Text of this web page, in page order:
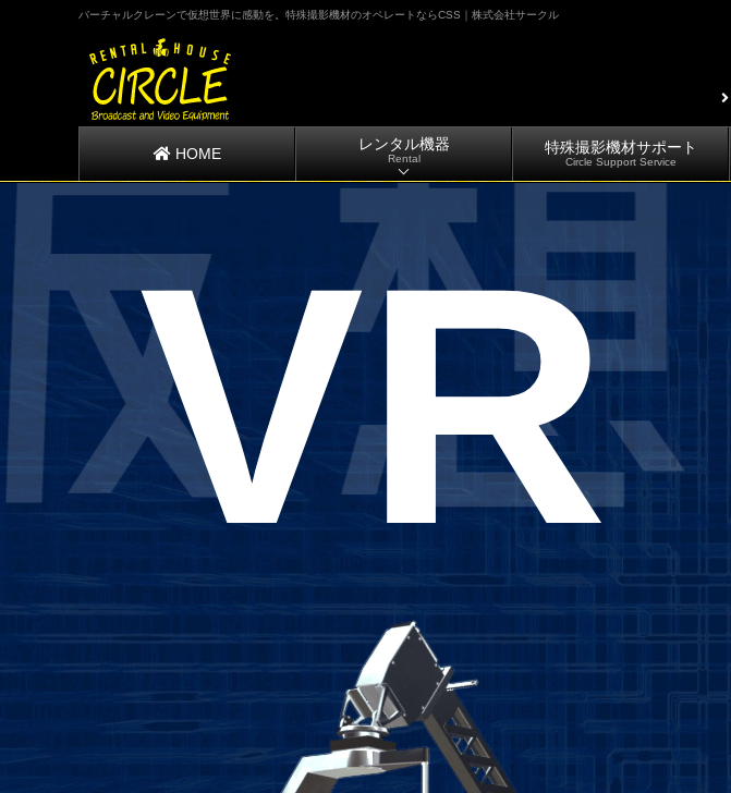
バーチャルクレーンで仮想世界に感動を。特殊撮影機材のオペレートならCSS｜株式会社サークル
HOME
レンタル機器
Rental
特殊撮影機材サポート
Circle Support Service
VR